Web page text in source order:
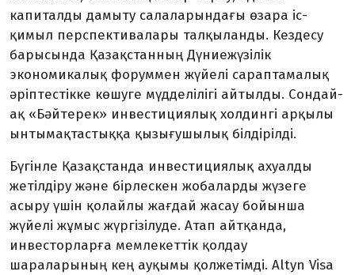
капиталды дамыту салаларындағы өзара іс-
қимыл перспективалары талқыланды. Кездесу
барысында Қазақстанның Дүниежүзілік
экономикалық форуммен жүйелі сараптамалық
әріптестікке көшуге мүдделілігі айтылды. Сондай-
ақ «Бәйтерек» инвестициялық холдингі арқылы
ынтымақтастыққа қызығушылық білдірілді.
Бүгінле Қазақстанда инвестициялық ахуалды
жетілдіру және бірлескен жобаларды жүзеге
асыру үшін қолайлы жағдай жасау бойынша
жүйелі жұмыс жүргізілуде. Атап айтқанда,
инвесторларға мемлекеттік қолдау
шараларының кең ауқымы қолжетімді. Altyn Visa